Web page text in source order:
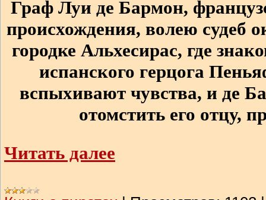
Граф Луи де Бармон,
происхождения, волею судеб
городке Альхесирас, где
испанского герцога
вспыхивают чувства, и де
отомстить его отцу,
Читать далее